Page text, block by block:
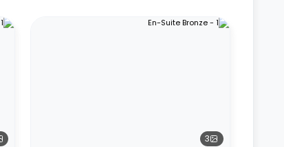
3